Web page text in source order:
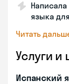
языка
Читать
Услуги и
Испанский